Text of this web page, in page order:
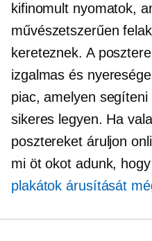
kifinomult nyomatok,
művészetszerűen
kereteznek. A
izgalmas és
piac, amelyen
sikeres legyen. Ha
posztereket áruljon
mi öt okot adunk,
plakátok árusítását